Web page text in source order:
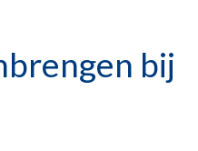
bij